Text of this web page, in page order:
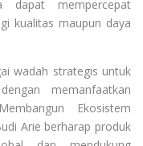
dapat mempercepat
kualitas maupun daya
wadah strategis untuk
memanfaatkan
Ekosistem
Arie berharap produk